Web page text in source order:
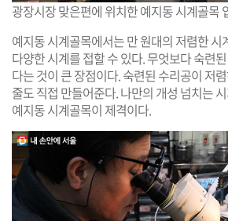
광장시장 맞은편에 위치한 예지동 시계골목
예지동 시계골목에서는 만 원대의 저렴한 시
다양한 시계를 접할 수 있다. 무엇보다 숙련
다는 것이 큰 장점이다. 숙련된 수리공이 저
줄도 직접 만들어준다. 나만의 개성 넘치는
예지동 시계골목이 제격이다.